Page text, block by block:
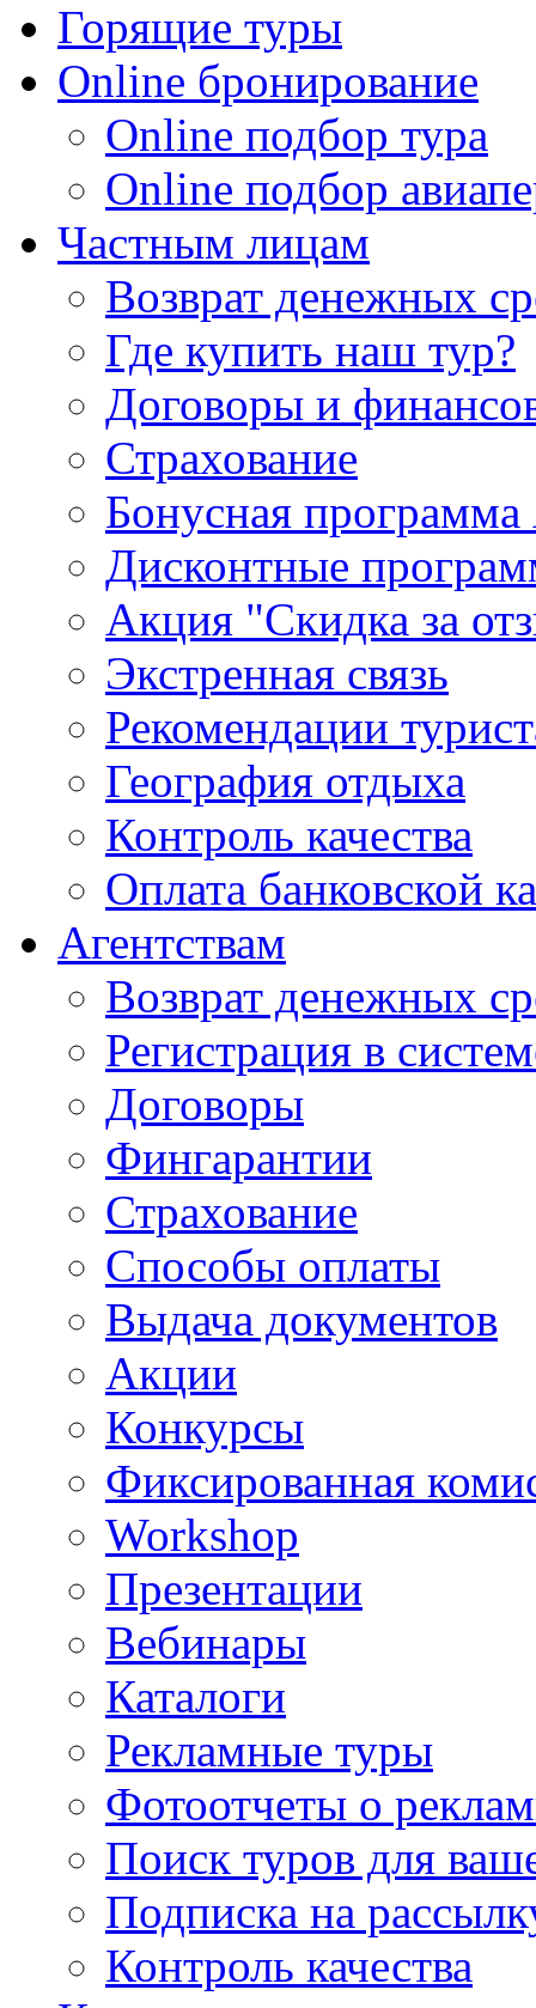
Горящие туры
Online бронирование
Online подбор тура
Online подбор
Частным лицам
Возврат денежных
Где купить наш тур?
Договоры и
Страхование
Бонусная
Дисконтные
Акция "Скидка за
Экстренная связь
Рекомендации
География отдыха
Контроль качества
Оплата банковской
Агентствам
Возврат денежных
Регистрация в
Договоры
Фингарантии
Страхование
Способы оплаты
Выдача документов
Акции
Конкурсы
Фиксированная
Workshop
Презентации
Вебинары
Каталоги
Рекламные туры
Фотоотчеты о
Поиск туров для
Подписка на
Контроль качества